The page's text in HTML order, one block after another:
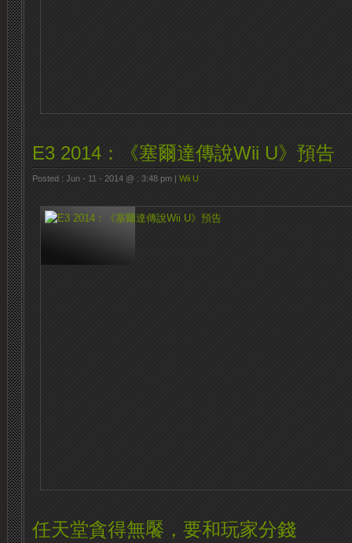
E3 2014：《塞爾達傳說Wii U》預告
Posted : Jun - 11 - 2014 @ : 3:48 pm | Wii U
任天堂貪得無饜，要和玩家分錢